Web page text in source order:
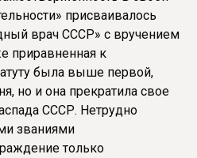
присваивалось
врач СССР» с вручением
приравненная к
была выше первой,
но и она прекратила свое
СССР. Нетрудно
званиями
только